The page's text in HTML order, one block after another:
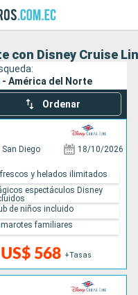
con Disney Cruise
- América del Norte
Ordenar
San Diego 18/10/2026
US$ 568 +Tasas
y helados ilimitados
espectáculos Disney
de niños incluido
familiares